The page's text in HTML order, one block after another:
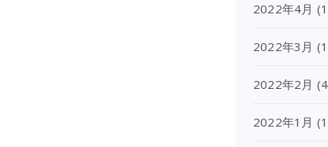
2022年4月
2022年3月
2022年2月
2022年1月